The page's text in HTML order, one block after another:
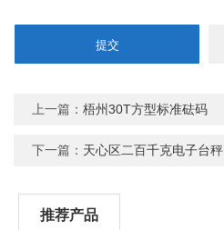
上一篇：梧州30T方型标准砝码
下一篇： 天心区二百千克电子台秤
推荐产品